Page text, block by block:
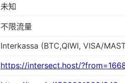
未知
不限流量
Interkassa (BTC,QIWI, VISA/
https://intersect.host/